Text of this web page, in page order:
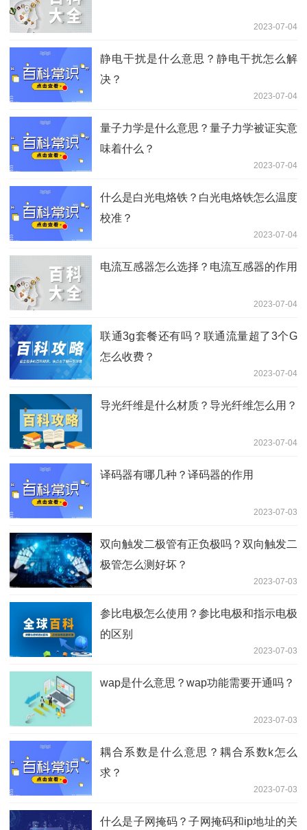
2023-07-04
静电干扰是什么意思？静电干扰怎么解
决？
2023-07-04
量子力学是什么意思？量子力学被证实意
味着什么？
2023-07-04
什么是白光电烙铁？白光电烙铁怎么温度
校准？
2023-07-04
电流互感器怎么选择？电流互感器的作用
2023-07-04
联通3g套餐还有吗？联通流量超了3个G
怎么收费？
2023-07-04
导光纤维是什么材质？导光纤维怎么用？
2023-07-04
译码器有哪几种？译码器的作用
2023-07-03
双向触发二极管有正负极吗？双向触发二
极管怎么测好坏？
2023-07-03
参比电极怎么使用？参比电极和指示电极
的区别
2023-07-03
wap是什么意思？wap功能需要开通吗？
2023-07-03
耦合系数是什么意思？耦合系数k怎么
求？
2023-07-03
什么是子网掩码？子网掩码和ip地址的关